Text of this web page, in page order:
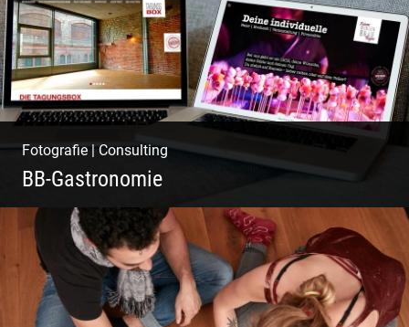
Fotografie|Consulting
BB-Gastronomie
Fotografie, Marketing & Design